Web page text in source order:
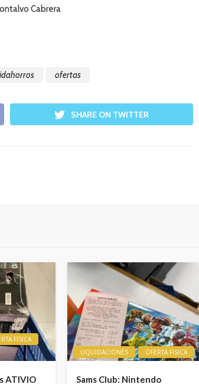
Cabrera
ofertas
SHARE ON TWITTER
FISICA
ATIVIO
LIQUIDACIONES OFERTA FISICA
Sams Club: Nintendo